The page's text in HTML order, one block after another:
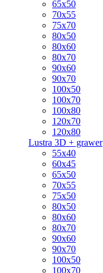
65x50
70x55
75x70
80x50
80x60
80x70
90x60
90x70
100x50
100x70
100x80
120x70
120x80
Lustra 3D + grawer
55x40
60x45
65x50
70x55
75x50
80x50
80x60
80x70
90x60
90x70
100x50
100x70